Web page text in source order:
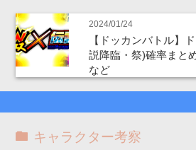
2024/01/24
【ドッカンバトル】
説降臨・祭)確率まと
など
キャラクター考察